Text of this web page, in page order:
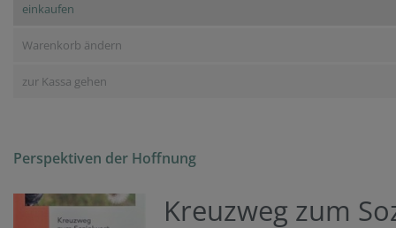
einkaufen
Warenkorb ändern
zur Kassa gehen
Perspektiven der Hoffnung
Kreuzweg zum